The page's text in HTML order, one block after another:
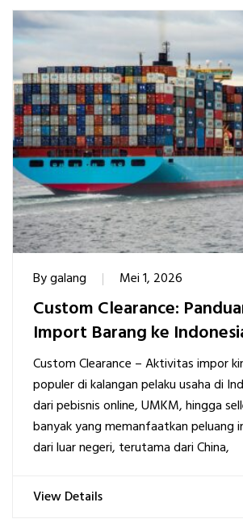
Blog
Bygalang Mei 1, 2026
Custom Clearance:
Import Barang ke
Custom Clearance – Aktivitas impor
populer di kalangan pelaku usaha di
dari pebisnis online, UMKM, hingga
banyak yang memanfaatkan peluang
dari luar negeri, terutama dari China,
View Details